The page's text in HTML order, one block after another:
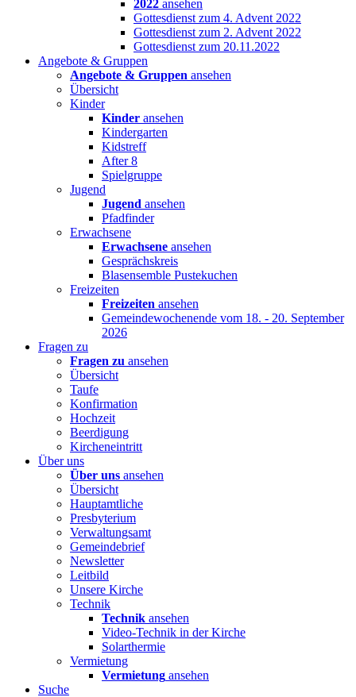
2022 ansehen
Gottesdienst zum 4. Advent 2022
Gottesdienst zum 2. Advent 2022
Gottesdienst zum 20.11.2022
Angebote & Gruppen
Angebote & Gruppen ansehen
Übersicht
Kinder
Kinder ansehen
Kindergarten
Kidstreff
After 8
Spielgruppe
Jugend
Jugend ansehen
Pfadfinder
Erwachsene
Erwachsene ansehen
Gesprächskreis
Blasensemble Pustekuchen
Freizeiten
Freizeiten ansehen
Gemeindewochenende vom 18. - 20. September
2026
Fragen zu
Fragen zu ansehen
Übersicht
Taufe
Konfirmation
Hochzeit
Beerdigung
Kircheneintritt
Über uns
Über uns ansehen
Übersicht
Hauptamtliche
Presbyterium
Verwaltungsamt
Gemeindebrief
Newsletter
Leitbild
Unsere Kirche
Technik
Technik ansehen
Video-Technik in der Kirche
Solarthermie
Vermietung
Vermietung ansehen
Suche